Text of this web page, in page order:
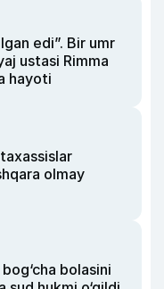
edi”. Bir umr
ustasi Rimma
hayoti
olmay
bolasini